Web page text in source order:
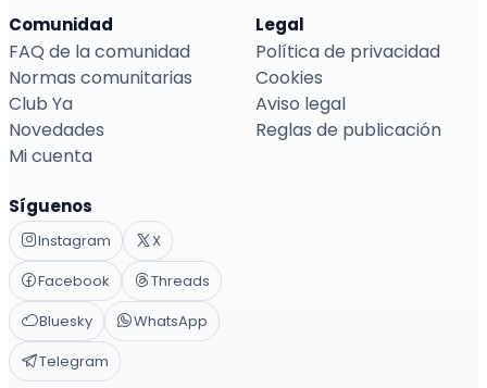
Comunidad
FAQ de la comunidad
Normas comunitarias
Club Ya
Novedades
Mi cuenta
Legal
Política de privacidad
Cookies
Aviso legal
Reglas de publicación
Síguenos
Instagram
X
Facebook
Threads
Bluesky
WhatsApp
Telegram